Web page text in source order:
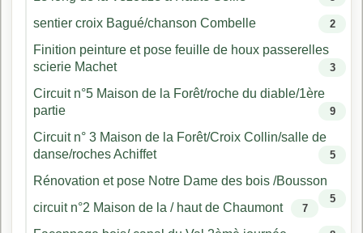
sentier croix Bagué/chanson Combelle 2
Finition peinture et pose feuille de houx passerelles
scierie Machet
3
Circuit n°5 Maison de la Forêt/roche du diable/1ère
partie
9
Circuit n° 3 Maison de la Forêt/Croix Collin/salle de
danse/roches Achiffet
5
Rénovation et pose Notre Dame des bois /Bousson
5
circuit n°2 Maison de la / haut de Chaumont 7